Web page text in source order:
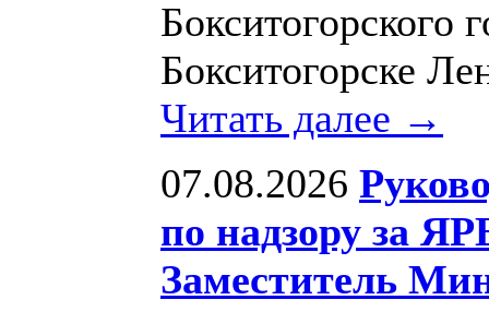
Бокситогорского
Бокситогорске
Читать далее →
07.08.2026
по надзору за
Заместитель